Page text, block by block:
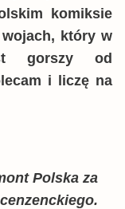
komiksie
który w
gorszy od
i liczę na
Polska za